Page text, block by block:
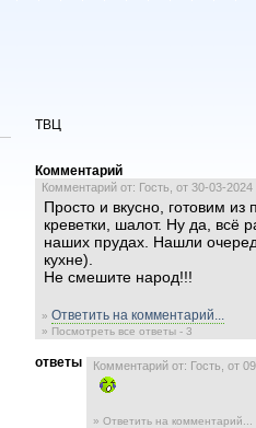
ТВЦ
Комментарий
Комментарий от: Гость, от 30-03-2024
Просто и вкусно, готовим из
креветки, шалот. Ну да, всё
наших прудах. Нашли
кухне).
Не смешите народ!!!
» Ответить на комментарий...
» Посмотреть все ответы - 3
ответы Комментарий от: Гость, от
» Ответить на комментарий...